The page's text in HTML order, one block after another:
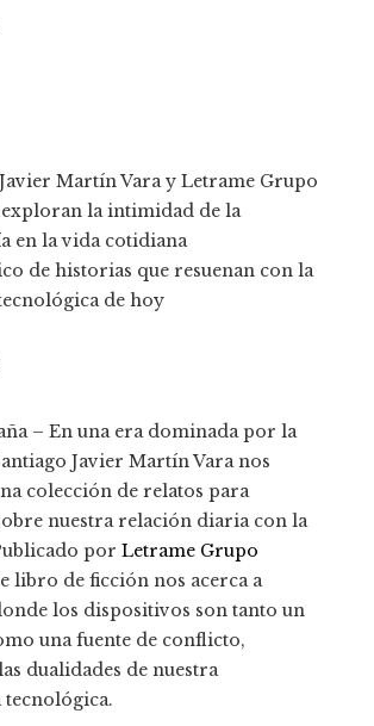
Martín Vara y Letrame Grupo
la intimidad de la
en la vida cotidiana
de historias que resuenan con la
de hoy
– En una era dominada por la
Javier Martín Vara nos
colección de relatos para
nuestra relación diaria con la
por Letrame Grupo
libro de ficción nos acerca a
los dispositivos son tanto un
una fuente de conflicto,
dualidades de nuestra
tecnológica.